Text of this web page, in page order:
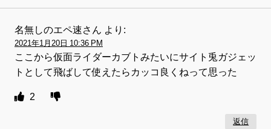
名無しのエペ速さん より:
2021年1月20日 10:36 PM
ここから仮面ライダーカブトみたいにサイト兎ガジェッ
トとして飛ばして使えたらカッコ良くねって思った
2
返信